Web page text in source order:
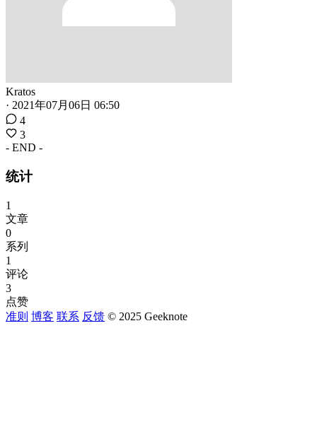
Kratos
· 2021年07月06日 06:50
4
3
- END -
统计
1
文章
0
系列
1
评论
3
点赞
准则 博客 联系 反馈 © 2025 Geeknote